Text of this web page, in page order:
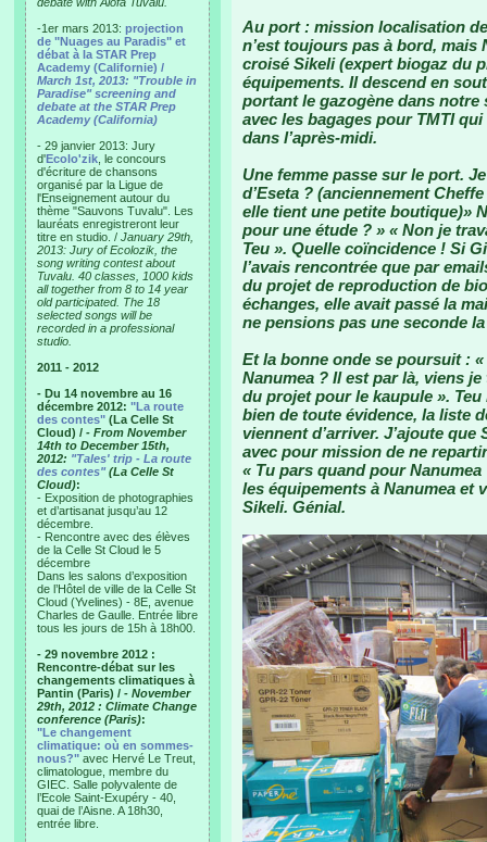
-1er mars 2013: projection
de "Nuages au Paradis" et
débat à la STAR Prep
Academy (Californie) /
March 1st, 2013: "Trouble in
Paradise" screening and
debate at the STAR Prep
Academy (California)
- 29 janvier 2013: Jury
d'Ecolo'zik , le concours
d'écriture de chansons
organisé par la Ligue de
l'Enseignement autour du
thème "Sauvons Tuvalu". Les
lauréats enregistreront leur
titre en studio. / January 29th,
2013: Jury of Ecolozik, the
song writing contest about
Tuvalu. 40 classes, 1000 kids
all together from 8 to 14 year
old participated. The 18
selected songs will be
recorded in a professional
studio.
2011 - 2012
- Du 14 novembre au 16
décembre 2012: "La route
des contes" (La Celle St
Cloud) / - From November
14th to December 15th,
2012: "Tales' trip - La route
des contes"(La Celle St
Cloud):
- Exposition de photographies
et d’artisanat jusqu’au 12
décembre.
- Rencontre avec des élèves
de la Celle St Cloud le 5
décembre
Dans les salons d’exposition
de l’Hôtel de ville de la Celle St
Cloud (Yvelines) - 8E, avenue
Charles de Gaulle. Entrée libre
tous les jours de 15h à 18h00.
- 29 novembre 2012 :
Rencontre-débat sur les
changements climatiques à
Pantin (Paris) / - November
29th, 2012 : Climate Change
conference (Paris):
"Le changement
climatique: où en sommes-
nous?" avec Hervé Le Treut,
climatologue, membre du
GIEC. Salle polyvalente de
l’Ecole Saint-Exupéry - 40,
quai de l’Aisne. A 18h30,
entrée libre.
Au port : mission localisation
n’est toujours pas à bord,
croisé Sikeli (expert biogaz du
équipements. Il descend en
portant le gazogène dans notre
avec les bagages pour TMTI
dans l’après-midi.
Une femme passe sur le port.
d’Eseta ? (anciennement
elle tient une petite boutique)»
pour une étude ? » « Non je
Teu ». Quelle coïncidence ! Si
l’avais rencontrée que par
du projet de reproduction de
échanges, elle avait passé la
ne pensions pas une seconde
Et la bonne onde se poursuit :
Nanumea ? Il est par là, viens
du projet pour le kaupule ».
bien de toute évidence, la liste
viennent d’arriver. J’ajoute
avec pour mission de ne
« Tu pars quand pour
les équipements à Nanumea et
Sikeli. Génial.